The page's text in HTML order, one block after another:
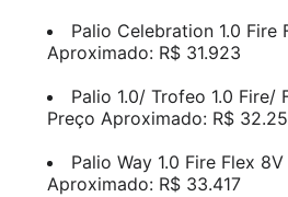
Palio Celebration 1.0 Fire
Aproximado: R$ 31.923
Palio 1.0/ Trofeo 1.0 Fire/
Preço Aproximado: R$
Palio Way 1.0 Fire Flex
Aproximado: R$ 33.417